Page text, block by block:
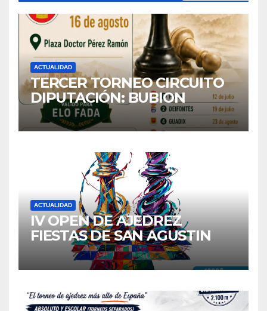
ACTUALIDAD
TERCER TORNEO CIRCUITO
DIPUTACIÓN: BUBION
ACTUALIDAD
IV OPEN DE AJEDREZ
FIESTAS DE SAN AGUSTIN